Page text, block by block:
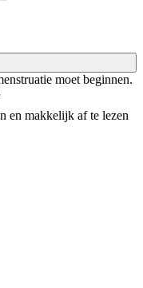
moet beginnen.
en makkelijk af te lezen